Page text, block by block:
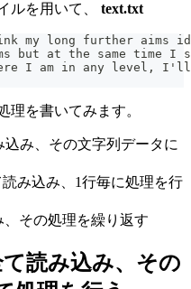
ルを用いて、 text.txt
my long further aims
but at the same time I
I am in any level, I'll
理を書いてみます。
込み、その文字列データに
読み込み、1行毎に処理を行
、その処理を繰り返す
読み込み、その